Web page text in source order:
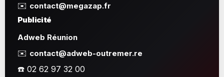
✉️ contact@megazap.fr
Publicité
Adweb Réunion
✉️ contact@adweb-outremer.re
☎️ 02 62 97 32 00